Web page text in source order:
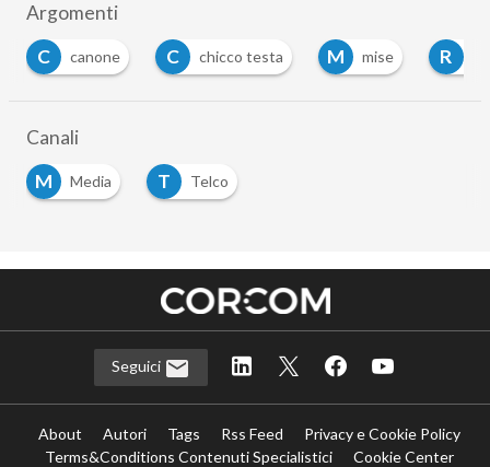
Argomenti
C
canone C chicco testa M mise R
Canali
M
Media T Telco
Seguici
About Autori Tags Rss Feed
Privacy e Cookie Policy
Terms&Conditions Contenuti Specialistici
Cookie Center